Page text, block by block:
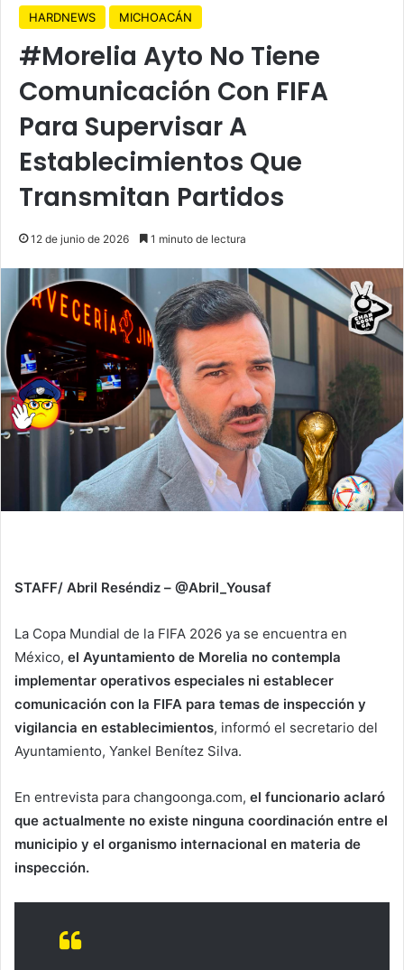
HARDNEWS MICHOACÁN
#Morelia Ayto No Tiene
Comunicación Con FIFA
Para Supervisar A
Establecimientos Que
Transmitan Partidos
12 de junio de 2026 1 minuto de lectura
STAFF/ Abril Reséndiz – @Abril_Yousaf
La Copa Mundial de la FIFA 2026 ya se encuentra en
México, el Ayuntamiento de Morelia no contempla
implementar operativos especiales ni establecer
comunicación con la FIFA para temas de inspección y
vigilancia en establecimientos, informó el secretario del
Ayuntamiento, Yankel Benítez Silva.
En entrevista para changoonga.com, el funcionario aclaró
que actualmente no existe ninguna coordinación entre el
municipio y el organismo internacional en materia de
inspección.